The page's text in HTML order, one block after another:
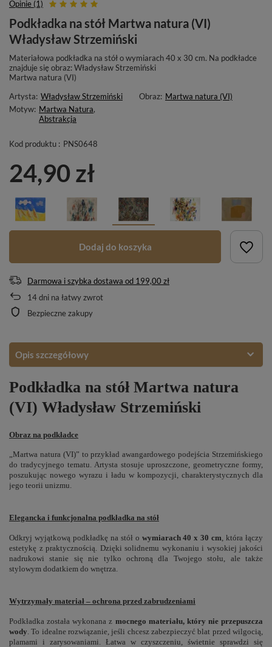
Opinie (1)
Podkładka na stół Martwa natura (VI)
Władysław Strzemiński
Materiałowa podkładka na stół o wymiarach 40 x 30 cm. Na podkładce
znajduje się obraz: Władysław Strzemiński
Martwa natura (VI)
Artysta: Władysław Strzemiński Obraz: Martwa natura (VI)
Motyw: Martwa Natura,
Abstrakcja
Kod produktu : PNS0648
24,90 zł
Dodaj do koszyka
Darmowa i szybka dostawa od 199,00 zł
14dni na łatwy zwrot
Bezpieczne zakupy
Opis szczegółowy
Podkładka na stół Martwa natura
(VI) Władysław Strzemiński
Obraz na podkładce
„Martwa natura (VI)” to przykład awangardowego podejścia Strzemińskiego
do tradycyjnego tematu. Artysta stosuje uproszczone, geometryczne formy,
poszukując nowego wyrazu i ładu w kompozycji, charakterystycznych dla
jego teorii unizmu.
Elegancka i funkcjonalna podkładka na stół
Odkryj wyjątkową podkładkę na stół o wymiarach 40 x 30 cm, która łączy
estetykę z praktycznością. Dzięki solidnemu wykonaniu i wysokiej jakości
nadrukowi stanie się nie tylko ochroną dla Twojego stołu, ale także
stylowym dodatkiem do wnętrza.
Wytrzymały materiał – ochrona przed zabrudzeniami
Podkładka została wykonana z mocnego materiału, który nie przepuszcza
wody. To idealne rozwiązanie, jeśli chcesz zabezpieczyć blat przed wilgocią,
plamami i zarysowaniami. Łatwa w czyszczeniu, świetnie sprawdzi się